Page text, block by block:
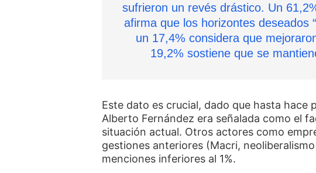
sufrieron un revés drástico. Un
afirma que los horizontes deseados
un 17,4% considera que
19,2% sostiene que se
Este dato es crucial, dado que hasta hace
Alberto Fernández era señalada como el
situación actual. Otros actores como
gestiones anteriores (Macri,
menciones inferiores al 1%.